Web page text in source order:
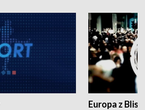
Europa z